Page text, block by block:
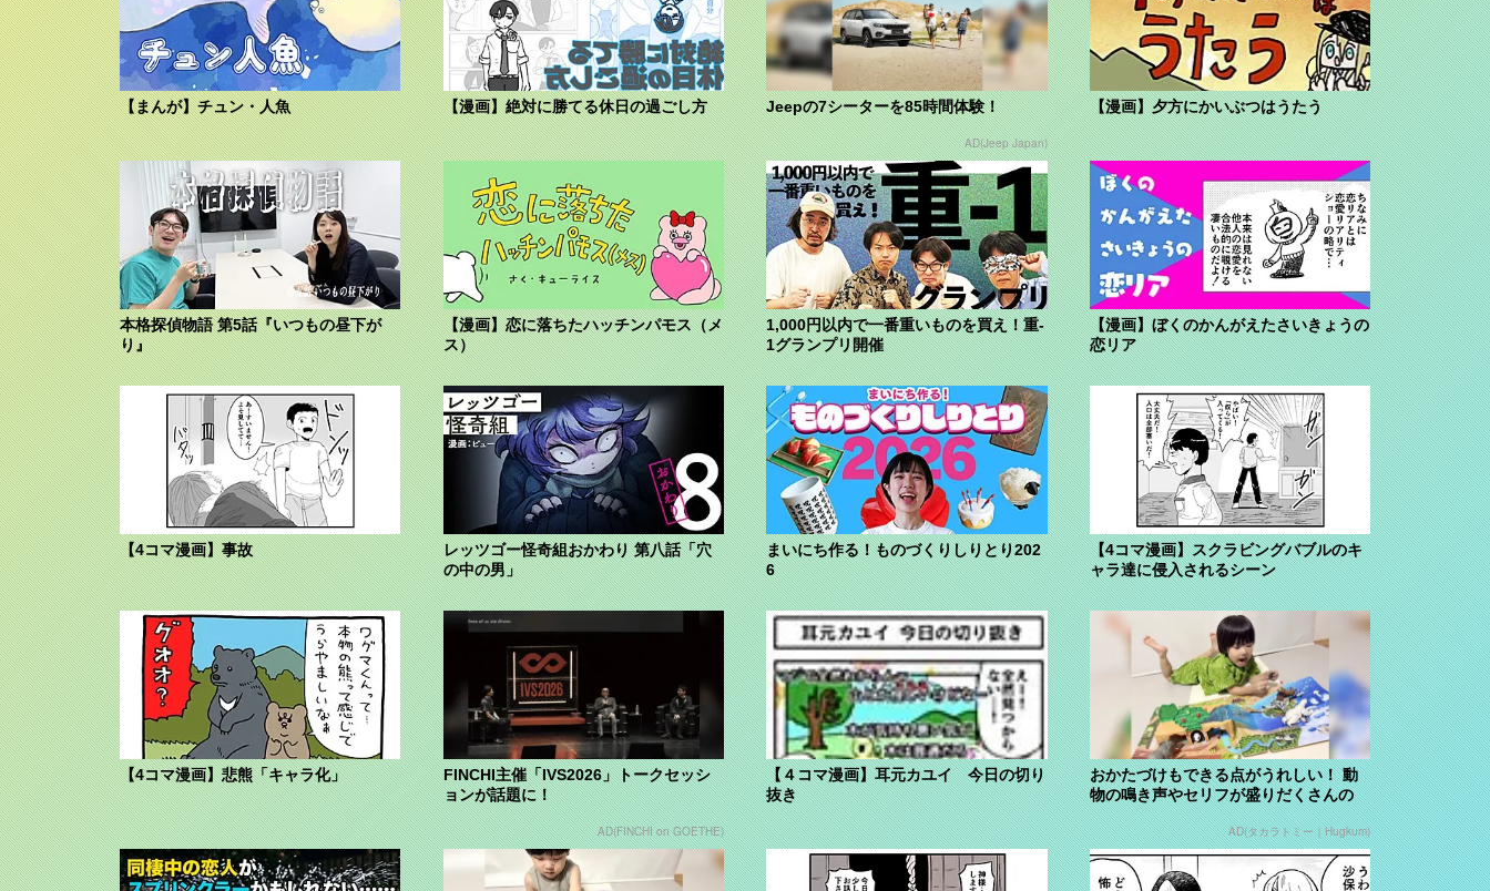
【まんが】チュン・人魚 【漫画】絶対に勝てる休日の過ごし方 Jeepの7シーターを85時間体験！
AD(Jeep Japan)
【漫画】夕方にかいぶつはうたう
本格探偵物語 第5話『いつもの昼下が
り』
【漫画】恋に落ちたハッチンパモス（メ
ス）
1,000円以内で一番重いものを買え！重-
1グランプリ開催
【漫画】ぼくのかんがえたさいきょうの
恋リア
【4コマ漫画】事故
レッツゴー怪奇組おかわり 第八話「穴
の中の男」
まいにち作る！ものづくりしりとり202
6
【4コマ漫画】スクラビングバブルのキ
ャラ達に侵入されるシーン
【4コマ漫画】悲熊「キャラ化」
FINCHI主催「IVS2026」トークセッシ
ョンが話題に！
AD(FINCHI on GOETHE)
【４コマ漫画】耳元カユイ 今日の切り
抜き
おかたづけもできる点がうれしい！ 動
物の鳴き声やセリフが盛りだくさんの
「アニア ...
AD(タカラトミー｜Hugkum)